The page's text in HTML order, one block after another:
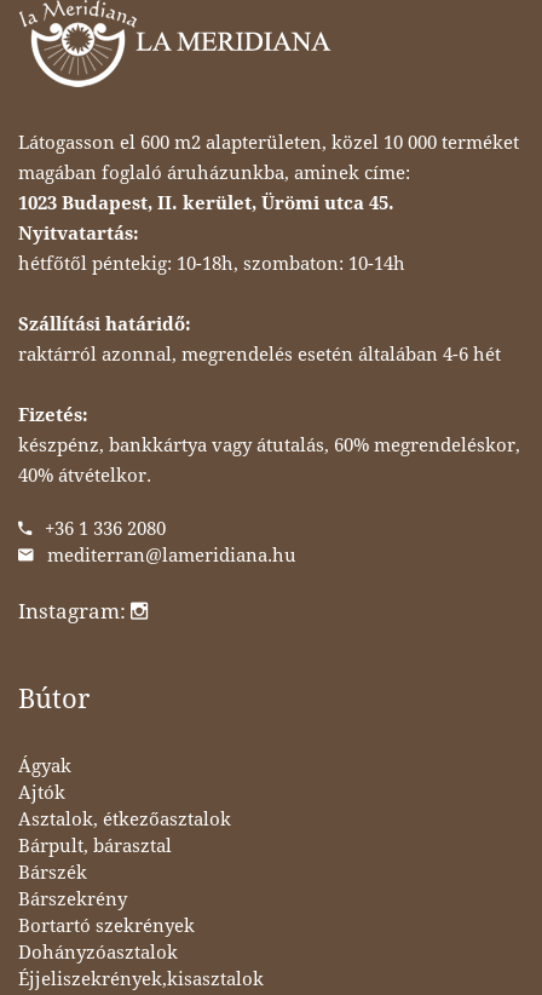
Látogasson el 600 m2 alapterületen, közel 10 000 terméket
magában foglaló áruházunkba, aminek címe:
1023 Budapest, II. kerület, Ürömi utca 45.
Nyitvatartás:
hétfőtől péntekig: 10-18h, szombaton: 10-14h
Szállítási határidő:
raktárról azonnal, megrendelés esetén általában 4-6 hét
Fizetés:
készpénz, bankkártya vagy átutalás, 60% megrendeléskor,
40% átvételkor.
+36 1 336 2080
mediterran@lameridiana.hu
Instagram:
Bútor
Ágyak
Ajtók
Asztalok, étkezőasztalok
Bárpult, bárasztal
Bárszék
Bárszekrény
Bortartó szekrények
Dohányzóasztalok
Éjjeliszekrények,kisasztalok